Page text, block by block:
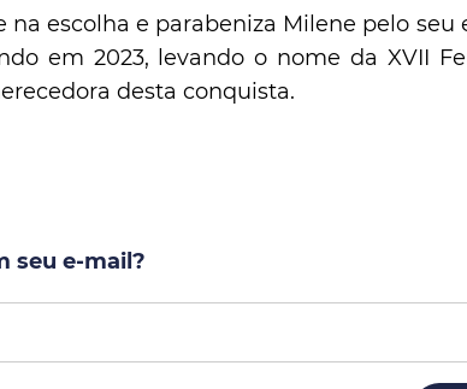
escolha e parabeniza Milene pelo seu
em 2023, levando o nome da XVII
desta conquista.
seu e-mail?